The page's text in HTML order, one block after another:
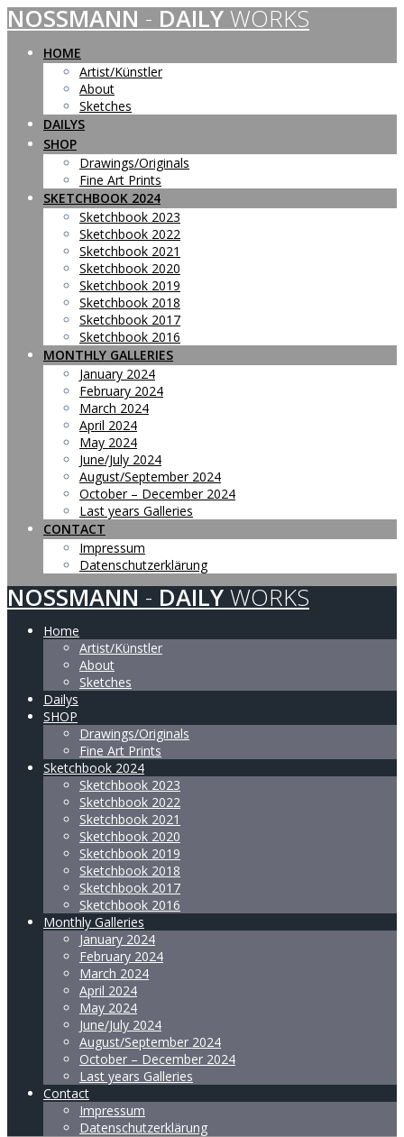
Skip
to
content
NOSSMANN - DAILY WORKS
HOME
Artist/Künstler
About
Sketches
DAILYS
SHOP
Drawings/Originals
Fine Art Prints
SKETCHBOOK 2024
Sketchbook 2023
Sketchbook 2022
Sketchbook 2021
Sketchbook 2020
Sketchbook 2019
Sketchbook 2018
Sketchbook 2017
Sketchbook 2016
MONTHLY GALLERIES
January 2024
February 2024
March 2024
April 2024
May 2024
June/July 2024
August/September 2024
October – December 2024
Last years Galleries
CONTACT
Impressum
Datenschutzerklärung
NOSSMANN - DAILY WORKS
Home
Artist/Künstler
About
Sketches
Dailys
SHOP
Drawings/Originals
Fine Art Prints
Sketchbook 2024
Sketchbook 2023
Sketchbook 2022
Sketchbook 2021
Sketchbook 2020
Sketchbook 2019
Sketchbook 2018
Sketchbook 2017
Sketchbook 2016
Monthly Galleries
January 2024
February 2024
March 2024
April 2024
May 2024
June/July 2024
August/September 2024
October – December 2024
Last years Galleries
Contact
Impressum
Datenschutzerklärung